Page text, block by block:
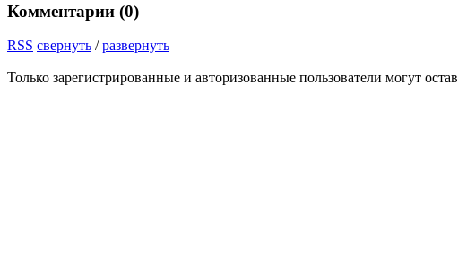
Комментарии (0)
RSS свернуть /развернуть
Только зарегистрированные и авторизованные пользователи могут